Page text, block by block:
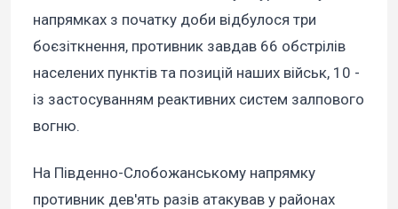
напрямках з початку доби відбулося три
боєзіткнення, противник завдав 66 обстрілів
населених пунктів та позицій наших військ, 10 -
із застосуванням реактивних систем залпового
вогню.
На Південно-Слобожанському напрямку
противник дев'ять разів атакував у районах